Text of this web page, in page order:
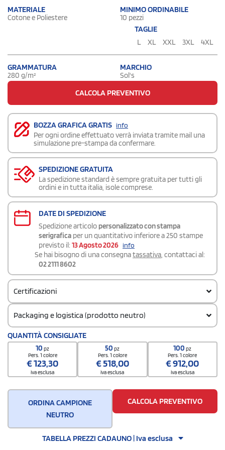
MATERIALE
Cotone e Poliestere
MINIMO ORDINABILE
10 pezzi
TAGLIE
L
XL XXL 3XL 4XL
GRAMMATURA
280 g/m²
MARCHIO
Sol's
CALCOLA PREVENTIVO
BOZZA GRAFICA GRATIS info
Per ogni ordine effettuato verrà inviata tramite mail una
simulazione pre-stampa da confermare.
SPEDIZIONE GRATUITA
La spedizione standard è sempre gratuita per tutti gli
ordini e in tutta italia, isole comprese.
DATE DI SPEDIZIONE
Spedizione articolo personalizzato con stampa
serigrafica per un quantitativo inferiore a 250 stampe
previsto il: 13 Agosto 2026 info
Se hai bisogno di una consegnatassativa, contattaci al:
02 2111 8602
Certificazioni
Packaging e logistica (prodotto neutro)
Codice doganale
6110 3099
Quantità per confezione
Quantità per scatola
20
QUANTITÀ CONSIGLIATE
10pz
Pers. 1 colore
€123,30
iva esclusa
50pz
Pers. 1 colore
€518,00
iva esclusa
100pz
Pers. 1 colore
€912,00
iva esclusa
ORDINA CAMPIONE
NEUTRO
CALCOLA PREVENTIVO
TABELLA PREZZI CADAUNO | Iva esclusa